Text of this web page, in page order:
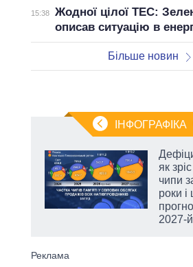
15:38
Жодної цілої ТЕС:
описав ситуацію в
Більше новин
ІНФОГРАФІКА
як
чипи
роки і
2027-й